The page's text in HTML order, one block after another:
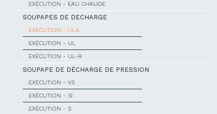
EXÉCUTION - EAU CHAUDE
SOUPAPES DE DECHARGE
EXÉCUTION - ULA
EXÉCUTION - UL
EXÉCUTION - UL-R
SOUPAPE DE DÉCHARGE DE PRESSION
EXÉCUTION - VS
EXÉCUTION - SI
EXÉCUTION - S